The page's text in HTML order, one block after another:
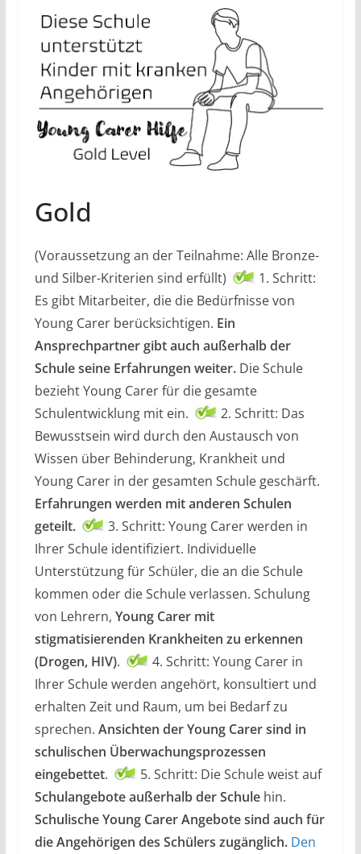
Gold
(Voraussetzung an der Teilnahme: Alle Bronze-
und Silber-Kriterien sind erfüllt)
1. Schritt:
Es gibt Mitarbeiter, die die Bedürfnisse von
Young Carer berücksichtigen. Ein
Ansprechpartner gibt auch außerhalb der
Schule seine Erfahrungen weiter.Die Schule
bezieht Young Carer für die gesamte
Schulentwicklung mit ein.
2. Schritt: Das
Bewusstsein wird durch den Austausch von
Wissen über Behinderung, Krankheit und
Young Carer in der gesamten Schule geschärft.
Erfahrungen werden mit anderen Schulen
geteilt.
3. Schritt: Young Carer werden in
Ihrer Schule identifiziert. Individuelle
Unterstützung für Schüler, die an die Schule
kommen oder die Schule verlassen. Schulung
von Lehrern, Young Carer mit
stigmatisierenden Krankheiten zu erkennen
(Drogen, HIV).
4. Schritt: Young Carer in
Ihrer Schule werden angehört, konsultiert und
erhalten Zeit und Raum, um bei Bedarf zu
sprechen. Ansichten der Young Carer sind in
schulischen Überwachungsprozessen
eingebettet.
5. Schritt: Die Schule weist auf
Schulangebote außerhalb der Schulehin.
Schulische Young Carer Angebote sind auch für
die Angehörigen des Schülers zugänglich. Den